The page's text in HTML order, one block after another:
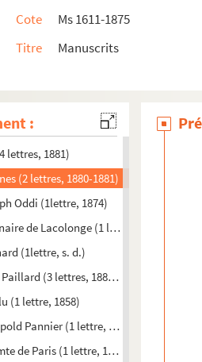
Cote
Ms 1611-1875
Titre
Manuscrits
:
Rivoli (3 lettres, 1892)
Robert (1 lettre, 1889)
(5 lettres, 1865-1890)
lettres, 1881)
(2 lettres, 1880-1881)
Oddi (1lettre, 1874)
de Lacolonge (1 lettre, 1859)
(1lettre, s. d.)
(3 lettres, 1881-1882)
(1 lettre, 1858)
Pannier (1 lettre, 1872)
de Paris (1 lettre, 1879)